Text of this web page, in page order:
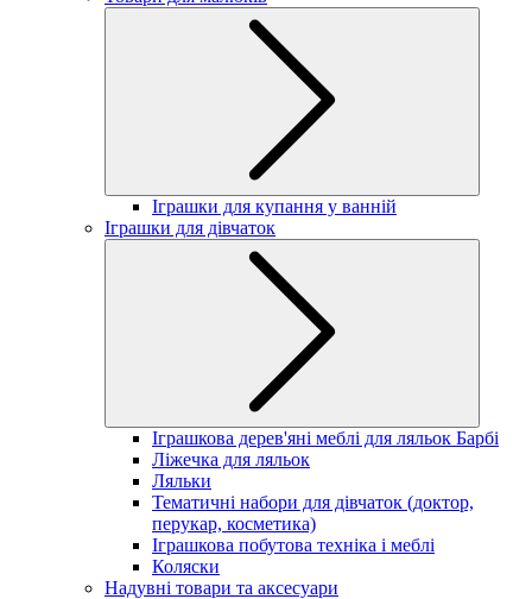
Іграшки для купання у ванній
Іграшки для дівчаток
Іграшкова дерев'яні меблі для ляльок Барбі
Ліжечка для ляльок
Ляльки
Тематичні набори для дівчаток (доктор,
перукар, косметика)
Іграшкова побутова техніка і меблі
Коляски
Надувні товари та аксесуари